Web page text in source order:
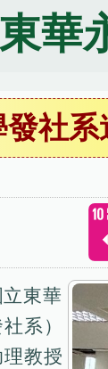
東華
社
東華
系）
教授